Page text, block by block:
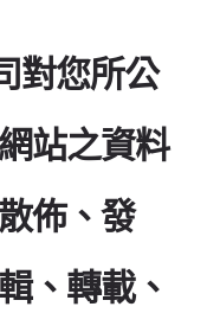
對您所公
站之資料
佈、發
、轉載、